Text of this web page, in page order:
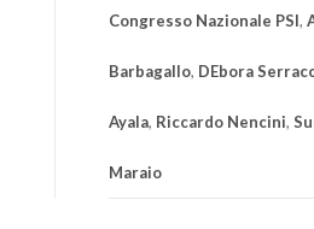
Congresso Nazionale PSI,
Barbagallo, DEbora
Ayala, Riccardo Nencini,
Maraio